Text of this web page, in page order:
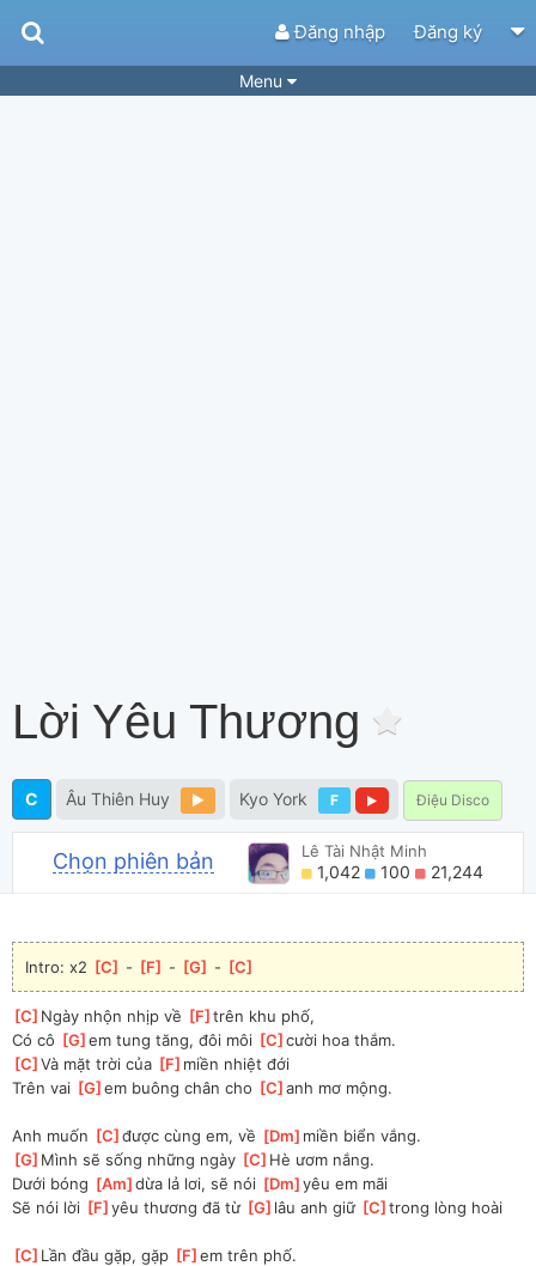
Đăng nhập Đăng ký
Menu
Lời Yêu Thương
C Âu Thiên Huy Kyo York F Điệu Disco
Chọn phiên bản Lê Tài Nhật Minh
1,042 100 21,244
Intro: x2 [C - [F - [G - [C
[C ]Ngày nhộn nhịp về [F ]trên khu phố,
Có cô [G ]
em tung tăng, đôi môi [C ]
cười hoa thắm.
[C ]
Và mặt trời của [F ]miền nhiệt đới
Trên vai [G ]
em buông chân cho [C ]
anh mơ mộng.
Anh muốn [C ]
được cùng em, về [Dm ]miền biển vắng.
[G ]Mình sẽ sống những ngày [C ]Hè ươm nắng.
Dưới bóng [Am ]
dừa lả lơi, sẽ nói [Dm ]
yêu em mãi
Sẽ nói lời [F ]
yêu thương đã từ [G ]lâu anh giữ [C ]trong lòng hoài
[C ]Lần đầu gặp, gặp [F ]
em trên phố.